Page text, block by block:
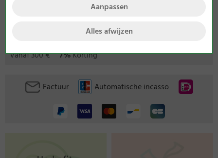
Aanpassen
Alles afwijzen
Korting
Vanaf 300 € 7%Korting
Factuur Automatische incasso